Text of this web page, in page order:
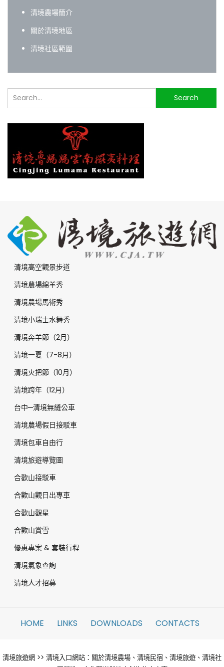
清境農場簡介
關於清境地區
清境社區範圍
搜
尋...
Search
清境高空觀景步道
清境農場綿羊秀
清境農場馬術秀
清境小瑞士水舞秀
清境奔羊節（2月）
清境一夏（7-8月）
清境火把節（10月）
清境跨年（12月）
台中─清境無縫公車
清境農場假日接駁車
清境包車自由行
清境旅遊導覽圖
合歡山接駁車
合歡山觀日出專車
合歡山觀星
合歡山賞雪
優惠專案 & 套裝行程
清境氣象查詢
清境人才招募
HOME LINKS DOWNLOADS CONTACTS
清境旅遊網 >> 清境入口網站：關於清境農場、清境民宿、清境旅遊、清境社